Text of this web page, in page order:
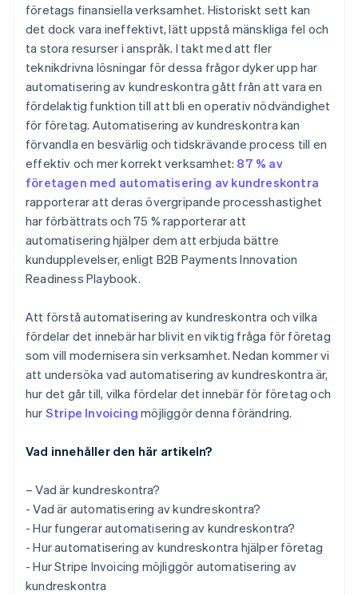
företags finansiella verksamhet. Historiskt sett kan
det dock vara ineffektivt, lätt uppstå mänskliga fel och
ta stora resurser i anspråk. I takt med att fler
teknikdrivna lösningar för dessa frågor dyker upp har
automatisering av kundreskontra gått från att vara en
fördelaktig funktion till att bli en operativ nödvändighet
för företag. Automatisering av kundreskontra kan
förvandla en besvärlig och tidskrävande process till en
effektiv och mer korrekt verksamhet: 87 % av
företagen med automatisering av kundreskontra
rapporterar att deras övergripande processhastighet
har förbättrats och 75 % rapporterar att
automatisering hjälper dem att erbjuda bättre
kundupplevelser, enligt B2B Payments Innovation
Readiness Playbook.
Att förstå automatisering av kundreskontra och vilka
fördelar det innebär har blivit en viktig fråga för företag
som vill modernisera sin verksamhet. Nedan kommer vi
att undersöka vad automatisering av kundreskontra är,
hur det går till, vilka fördelar det innebär för företag och
hur Stripe Invoicing möjliggör denna förändring.
Vad innehåller den här artikeln?
– Vad är kundreskontra?
- Vad är automatisering av kundreskontra?
- Hur fungerar automatisering av kundreskontra?
- Hur automatisering av kundreskontra hjälper företag
- Hur Stripe Invoicing möjliggör automatisering av
kundreskontra